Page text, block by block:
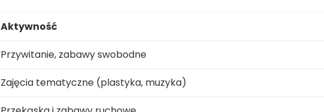
Aktywność
Przywitanie, zabawy swobodne
Zajęcia tematyczne (plastyka, muzyka)